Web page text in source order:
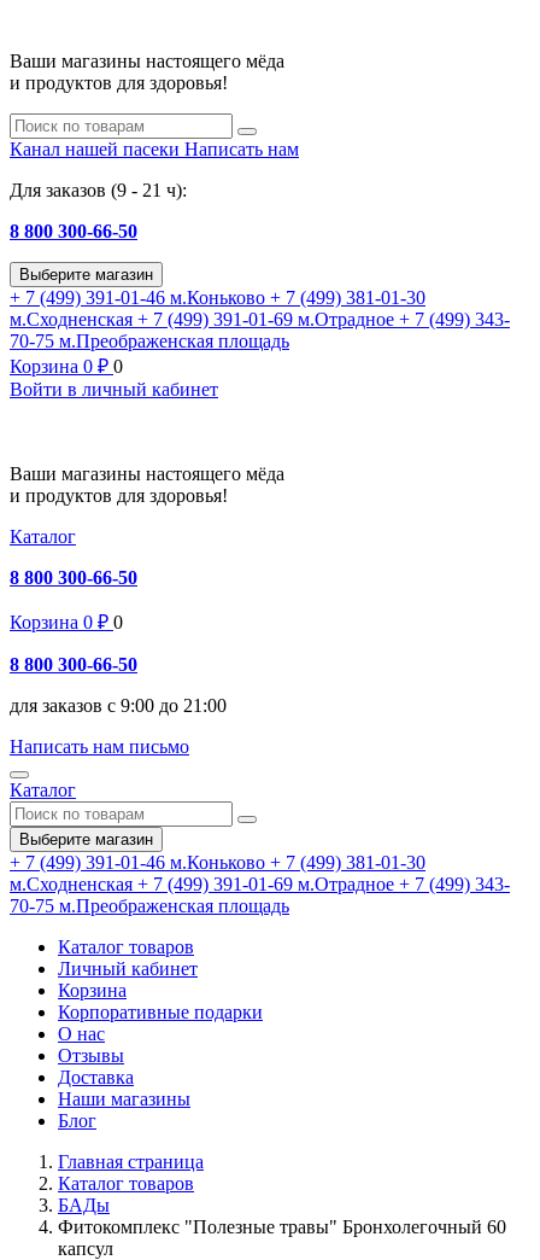
Ваши магазины настоящего мёда
и продуктов для здоровья!
Канал нашей пасеки Написать нам
Для заказов (9 - 21 ч):
8 800 300-66-50
Выберите магазин
+ 7 (499) 391-01-46 м.Коньково + 7 (499) 381-01-30
м.Сходненская + 7 (499) 391-01-69 м.Отрадное + 7 (499) 343-
70-75 м.Преображенская площадь
Корзина 0 ₽ 0
Войти в личный кабинет
Ваши магазины настоящего мёда
и продуктов для здоровья!
Каталог
8 800 300-66-50
Корзина 0 ₽ 0
8 800 300-66-50
для заказов с 9:00 до 21:00
Написать нам письмо
Каталог
Выберите магазин
+ 7 (499) 391-01-46 м.Коньково + 7 (499) 381-01-30
м.Сходненская + 7 (499) 391-01-69 м.Отрадное + 7 (499) 343-
70-75 м.Преображенская площадь
Каталог товаров
Личный кабинет
Корзина
Корпоративные подарки
О нас
Отзывы
Доставка
Наши магазины
Блог
Главная страница
Каталог товаров
БАДы
Фитокомплекс "Полезные травы" Бронхолегочный 60
капсул